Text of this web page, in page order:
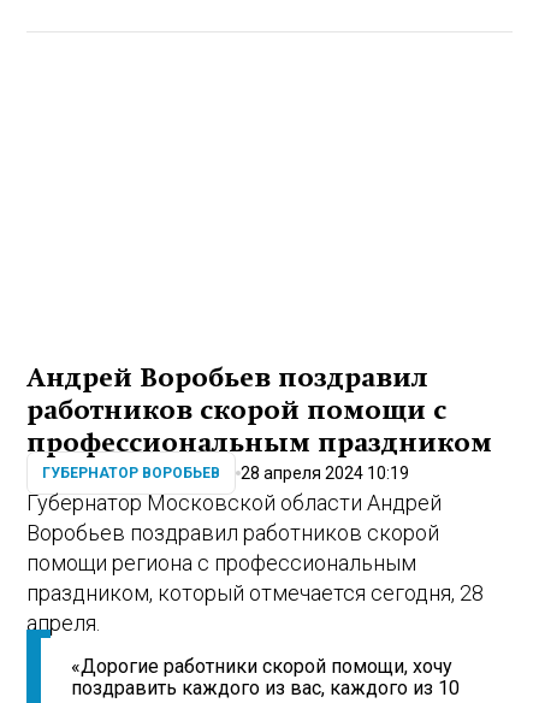
Андрей Воробьев поздравил
работников скорой помощи с
профессиональным праздником
ГУБЕРНАТОР ВОРОБЬЕВ 28 апреля 2024 10:19
Губернатор Московской области Андрей
Воробьев поздравил работников скорой
помощи региона с профессиональным
праздником, который отмечается сегодня, 28
апреля.
«Дорогие работники скорой помощи, хочу
поздравить каждого из вас, каждого из 10